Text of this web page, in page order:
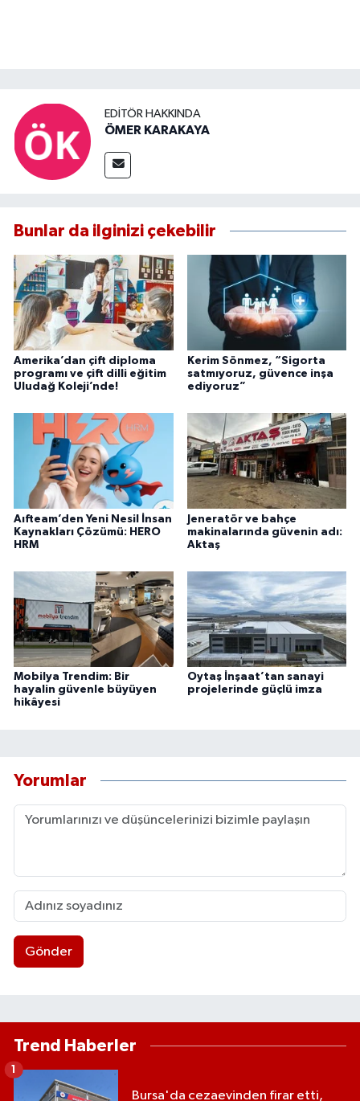
EDITÖR HAKKINDA
ÖMER KARAKAYA
Bunlar da ilginizi çekebilir
Amerika’dan çift diploma
programı ve çift dilli eğitim
Uludağ Koleji’nde!
Kerim Sönmez, “Sigorta
satmıyoruz, güvence inşa
ediyoruz”
Aıfteam’den Yeni Nesil İnsan
Kaynakları Çözümü: HERO
HRM
Jeneratör ve bahçe
makinalarında güvenin adı:
Aktaş
Mobilya Trendim: Bir
hayalin güvenle büyüyen
hikâyesi
Oytaş İnşaat’tan sanayi
projelerinde güçlü imza
Yorumlar
Gönder
Trend Haberler
Bursa'da cezaevinden firar etti,
1